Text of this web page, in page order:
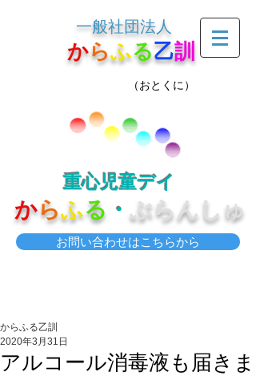
一般社団法人
からふる乙訓
（おとくに）
重心児童デイ
からふる ・ ぶらんしゅ
お問い合わせはこちらから
アルコール消毒液も届きま
からふる乙訓
2020年3月31日